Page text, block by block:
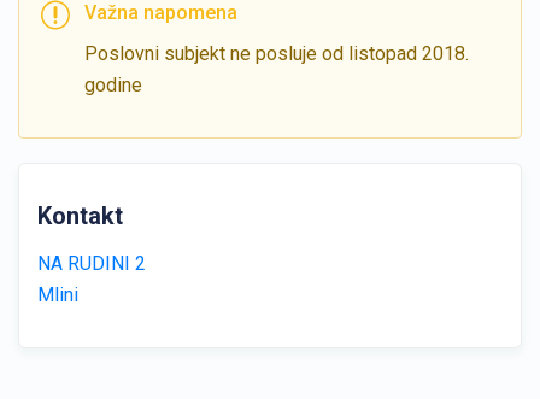
Važna napomena
Poslovni subjekt ne posluje od listopad 2018.
godine
Kontakt
NA RUDINI 2
Mlini